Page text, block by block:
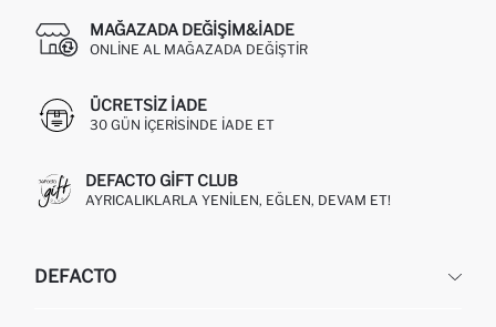
MAĞAZADA DEĞIŞIM&İADE
ONLINE AL MAĞAZADA DEĞIŞTIR
ÜCRETSIZ IADE
30 GÜN IÇERISINDE IADE ET
DEFACTO GIFT CLUB
AYRICALIKLARLA YENILEN, EĞLEN, DEVAM ET!
DEFACTO